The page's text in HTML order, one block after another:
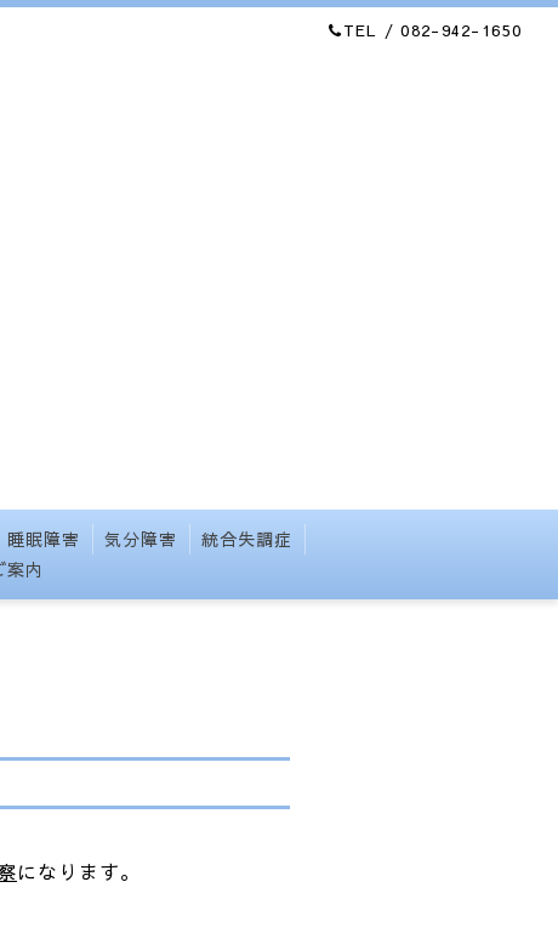
TEL / 082-942-1650
睡眠障害 気分障害
統合失調症
内
になります。